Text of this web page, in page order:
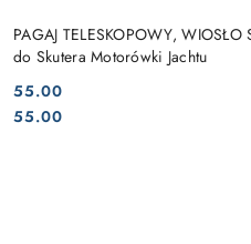
PAGAJ TELESKOPOWY,
do Skutera Motorówki Jachtu
Cena:
55.00
Cena:
55.00